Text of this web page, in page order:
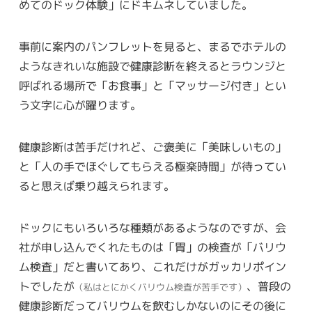
めてのドック体験」にドキムネしていました。
事前に案内のパンフレットを見ると、まるでホテルの
ようなきれいな施設で健康診断を終えるとラウンジと
呼ばれる場所で「お食事」と「マッサージ付き」とい
う文字に心が躍ります。
健康診断は苦手だけれど、ご褒美に「美味しいもの」
と「人の手でほぐしてもらえる極楽時間」が待ってい
ると思えば乗り越えられます。
ドックにもいろいろな種類があるようなのですが、会
社が申し込んでくれたものは「胃」の検査が「バリウ
ム検査」だと書いてあり、これだけがガッカリポイン
トでしたが （私はとにかくバリウム検査が苦手です） 、普段の
健康診断だってバリウムを飲むしかないのにその後に